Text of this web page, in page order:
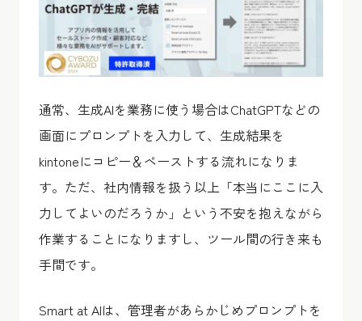
通常、生成AIを業務に使う場合はChatGPTなどの
画面にプロンプトを入力して、生成結果を
kintoneにコピー＆ペーストする流れになりま
す。ただ、社内情報を扱う以上「本当にここに入
力してよいのだろうか」という不安を抱えながら
作業することになりますし、ツール間の行き来も
手間です。
Smart at AIは、管理者があらかじめプロンプトを